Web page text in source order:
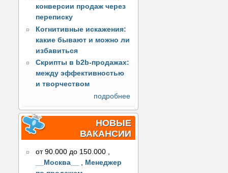
конверсии продаж через
переписку
Когнитивные искажения:
какие бывают и можно ли
избавиться
Скрипты в b2b-продажах:
между эффективностью
и творчеством
подробнее
НОВЫЕ
ВАКАНСИИ
от 90.000 до 150.000 ,
__Москва__
, Менеджер